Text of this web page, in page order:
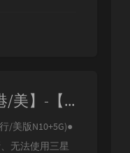
【极光ROM】-【三星NOTE10/10+/5G N97XX-855 国/港/美】-【V20.0 Android-S-VC6】
/美版N10+5G)●
无法使用三星